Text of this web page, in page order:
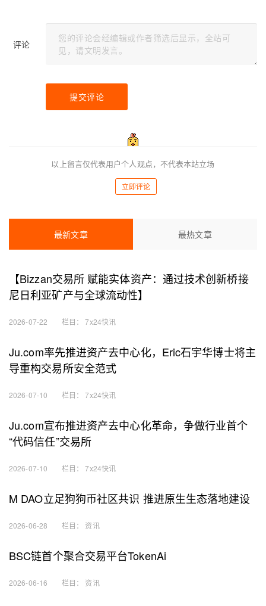
评论
提交评论
立即评论
以上留言仅代表用户个人观点，不代表本站立场
最新文章 最热文章
【Bizzan交易所 赋能实体资产：通过技术创新桥接
尼日利亚矿产与全球流动性】
2026-07-22 栏目：7x24快讯
Ju.com率先推进资产去中心化，Eric石宇华博士将主
导重构交易所安全范式
2026-07-10 栏目：7x24快讯
Ju.com宣布推进资产去中心化革命，争做行业首个
“代码信任”交易所
2026-07-10 栏目：7x24快讯
M DAO立足狗狗币社区共识 推进原生生态落地建设
2026-06-28 栏目： 资讯
BSC链首个聚合交易平台TokenAi
2026-06-16 栏目： 资讯